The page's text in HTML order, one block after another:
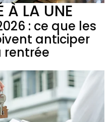
À LA UNE
: ce que les
anticiper